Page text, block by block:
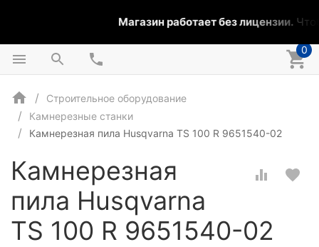
Магазин работает без лицензии.
0
Строительное оборудование
Камнерезные станки
Камнерезная пила Husqvarna TS 100 R 9651540-02
Камнерезная
пила Husqvarna
TS 100 R 9651540-02